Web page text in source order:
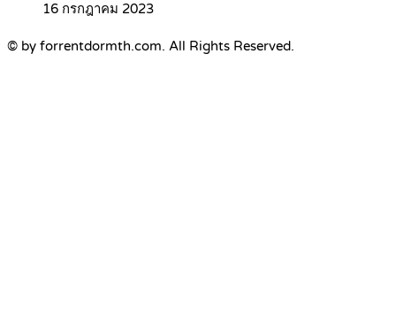
16 กรกฎาคม 2023
© by forrentdormth.com. All Rights Reserved.